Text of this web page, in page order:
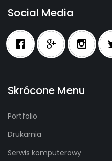
Social Media
Skrócone Menu
Portfolio
Drukarnia
Serwis komputerowy